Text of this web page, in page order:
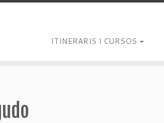
ITINERARIS I CURSOS